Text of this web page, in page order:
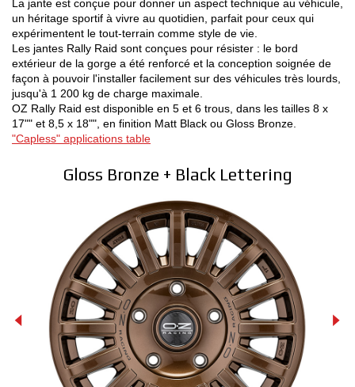
La jante est conçue pour donner un aspect technique au véhicule,
un héritage sportif à vivre au quotidien, parfait pour ceux qui
expérimentent le tout-terrain comme style de vie.
Les jantes Rally Raid sont conçues pour résister : le bord
extérieur de la gorge a été renforcé et la conception soignée de
façon à pouvoir l'installer facilement sur des véhicules très lourds,
jusqu'à 1 200 kg de charge maximale.
OZ Rally Raid est disponible en 5 et 6 trous, dans les tailles 8 x
17"" et 8,5 x 18"", en finition Matt Black ou Gloss Bronze.
"Capless" applications table
Gloss Bronze + Black Lettering